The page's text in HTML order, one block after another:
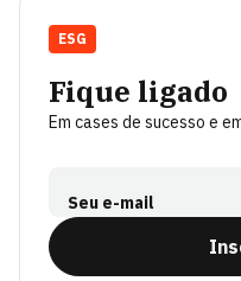
Fique ligado
Em cases de sucesso e
Seu e-mail
ESG